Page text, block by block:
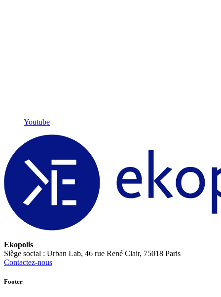
Youtube
Ekopolis
Siège social : Urban Lab, 46 rue René Clair, 75018 Paris
Contactez-nous
Footer